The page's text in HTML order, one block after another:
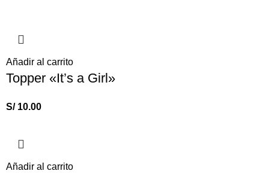
Añadir al carrito
Topper «It’s a Girl»
S/10.00
Añadir al carrito